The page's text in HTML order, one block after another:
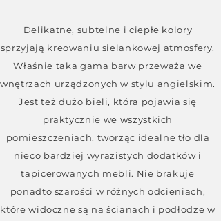
Delikatne, subtelne i ciepłe kolory
sprzyjają kreowaniu sielankowej atmosfery.
Właśnie taka gama barw przeważa we
wnętrzach urządzonych w stylu angielskim.
Jest też dużo bieli, która pojawia się
praktycznie we wszystkich
pomieszczeniach, tworząc idealne tło dla
nieco bardziej wyrazistych dodatków i
tapicerowanych mebli. Nie brakuje
ponadto szarości w różnych odcieniach,
które widoczne są na ścianach i podłodze w